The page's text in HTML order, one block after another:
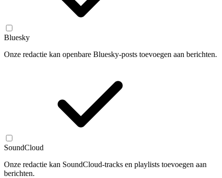
Bluesky
Onze redactie kan openbare Bluesky-posts toevoegen aan berichten.
SoundCloud
Onze redactie kan SoundCloud-tracks en playlists toevoegen aan
berichten.